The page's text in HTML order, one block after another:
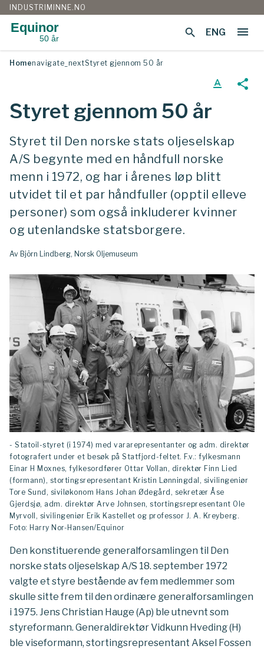
menu
INDUSTRIMINNE.NO
Equinor
50 år search ENG
Homenavigate_nextStyret gjennom 50 år
Styret gjennom 50 år
text_format share
Styret til Den norske stats oljeselskap
A/S begynte med en håndfull norske
menn i 1972, og har i årenes løp blitt
utvidet til et par håndfuller (opptil elleve
personer) som også inkluderer kvinner
og utenlandske statsborgere.
Av Björn Lindberg, Norsk Oljemuseum
- Statoil-styret (i 1974) med vararepresentanter og adm. direktør
fotografert under et besøk på Statfjord-feltet. F.v.: fylkesmann
Einar H Moxnes, fylkesordfører Ottar Vollan, direktør Finn Lied
(formann), stortingsrepresentant Kristin Lønningdal, sivilingeniør
Tore Sund, siviløkonom Hans Johan Ødegård, sekretær Åse
Gjerdsjø, adm. direktør Arve Johnsen, stortingsrepresentant Ole
Myrvoll, sivilingeniør Erik Kastellet og professor J. A. Kreyberg.
Foto: Harry Nor-Hansen/Equinor
Den konstituerende generalforsamlingen til Den
norske stats oljeselskap A/S 18. september 1972
valgte et styre bestående av fem medlemmer som
skulle sitte frem til den ordinære generalforsamlingen
i 1975. Jens Christian Hauge (Ap) ble utnevnt som
styreformann. Generaldirektør Vidkunn Hveding (H)
ble viseformann, stortingsrepresentant Aksel Fossen